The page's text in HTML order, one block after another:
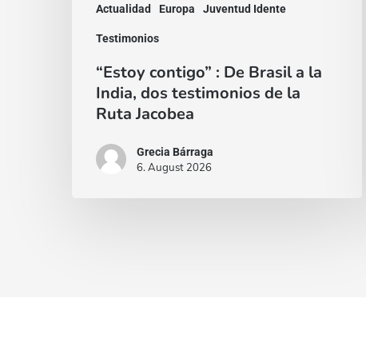
Actualidad Europa Juventud Idente
Testimonios
testimonios
Ruta
“Estoy contigo” : De Brasil a la
India, dos testimonios de la
Ruta Jacobea
Grecia Bárraga
6. August 2026